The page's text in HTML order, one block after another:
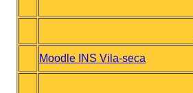
Moodle INS Vila-seca